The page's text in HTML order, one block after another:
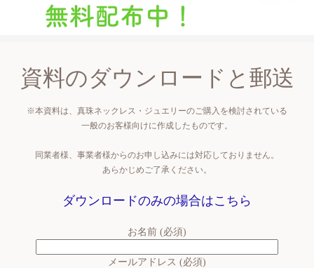
資料のダウンロードと郵送
※本資料は、真珠ネックレス・ジュエリーのご購入を検討されている
一般のお客様向けに作成したものです。
同業者様、事業者様からのお申し込みには対応しておりません。
あらかじめご了承ください。
ダウンロードのみの場合はこちら
お名前 (必須)
メールアドレス (必須)